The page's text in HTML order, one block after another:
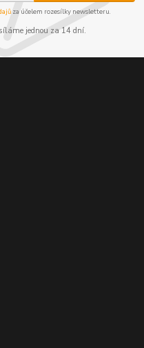
za účelem rozesílky newsletteru.
jednou za 14 dní.